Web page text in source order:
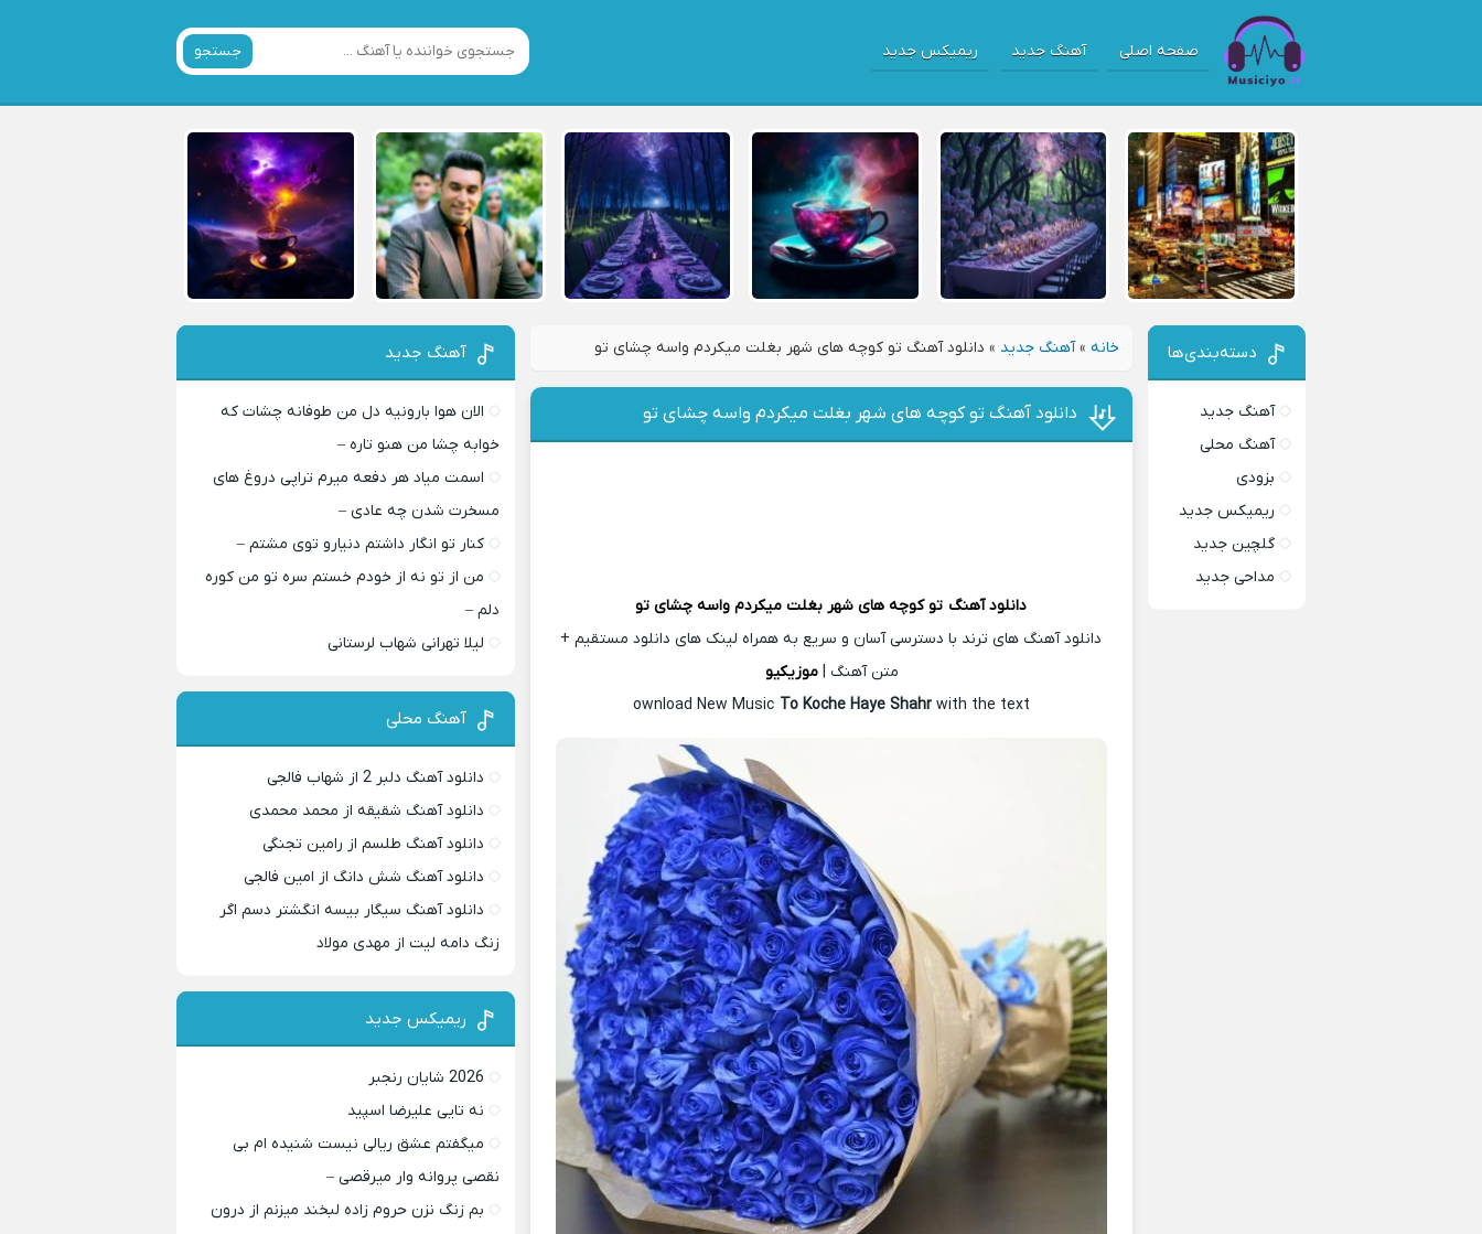
صفحه اصلی آهنگ جدید ریمیکس جدید جستجو
خانه »آهنگ جدید » دانلود آهنگ تو کوچه های شهر بغلت میکردم واسه چشای تو
دانلود آهنگ تو کوچه های شهر بغلت میکردم واسه چشای تو
دانلود آهنگ تو کوچه های شهر بغلت میکردم واسه چشای تو
دانلود آهنگ های ترند با دسترسی آسان و سریع به همراه لینک های دانلود مستقیم +
متن آهنگ |موزیکیو
ownload New Music To Koche Haye Shahr with the text
دسته‌بندی‌ها
آهنگ جدید
آهنگ محلی
بزودی
ریمیکس جدید
گلچین جدید
مداحی جدید
آهنگ جدید
الان هوا بارونیه دل من طوفانه چشات که
خوابه چشا من هنو تاره –
اسمت میاد هر دفعه میرم تراپی دروغ‌ های
مسخرت شدن چه عادی –
کنار تو انگار داشتم دنیارو توی مشتم –
من از تو نه از خودم خستم سره تو من کوره
دلم –
لیلا تهرانی شهاب لرستانی
آهنگ محلی
دانلود آهنگ دلبر 2 از شهاب فالجی
دانلود آهنگ شقیقه از محمد محمدی
دانلود آهنگ طلسم از رامین تجنگی
دانلود آهنگ شش دانگ از امین فالجی
دانلود آهنگ سیگار بیسه انگشتر دسم اگر
زنگ دامه لیت از مهدی مولاد
ریمیکس جدید
2026 شایان رنجبر
نه تایی علیرضا اسپید
میگفتم عشق ریالی نیست شنیده ام بی
نقصی پروانه وار میرقصی –
بم زنگ نزن حروم زاده لبخند میزنم از درون